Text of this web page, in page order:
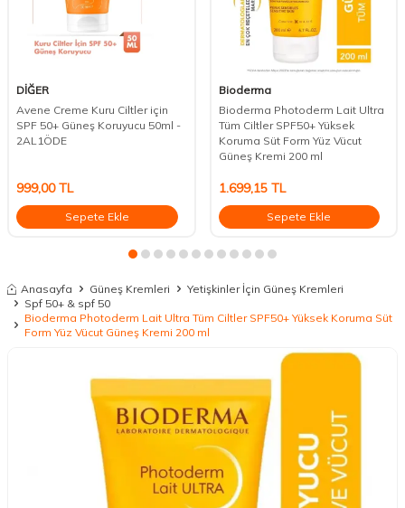
DİĞER
Avene Creme Kuru Ciltler için
SPF 50+ Güneş Koruyucu 50ml -
2AL1ÖDE
999,00TL
Sepete Ekle
Bioderma
Bioderma Photoderm Lait Ultra
Tüm Ciltler SPF50+ Yüksek
Koruma Süt Form Yüz Vücut
Güneş Kremi 200 ml
1.699,15TL
Sepete Ekle
Anasayfa Güneş Kremleri
Yetişkinler İçin Güneş Kremleri
Spf 50+ & spf 50
Bioderma Photoderm Lait Ultra Tüm Ciltler SPF50+ Yüksek Koruma Süt
Form Yüz Vücut Güneş Kremi 200 ml